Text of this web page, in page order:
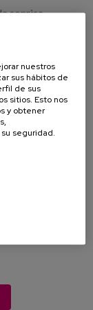
sonrisa
que está
Detrás de él,
están
rostros están
natural entra
y cálido.
hospitalidad,
a la
nuestros
sus hábitos de
de sus
sitios. Esto nos
y obtener
seguridad.